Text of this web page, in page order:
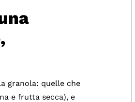
granola: quelle che
e frutta secca), e